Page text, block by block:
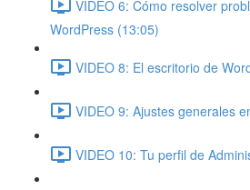
VIDEO 6: Cómo resolver
WordPress (13:05)
VIDEO 8: El escritorio de
VIDEO 9: Ajustes generales
VIDEO 10: Tu perfil de